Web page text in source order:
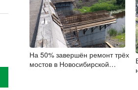
На 50% завершён ремонт трёх
мостов в Новосибирской